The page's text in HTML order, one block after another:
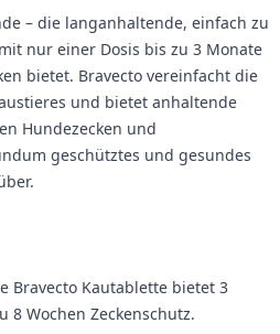
– die langanhaltende, einfach zu
nur einer Dosis bis zu 3 Monate
bietet. Bravecto vereinfacht die
und bietet anhaltende
Hundezecken und
geschütztes und gesundes
Bravecto Kautablette bietet 3
8 Wochen Zeckenschutz.